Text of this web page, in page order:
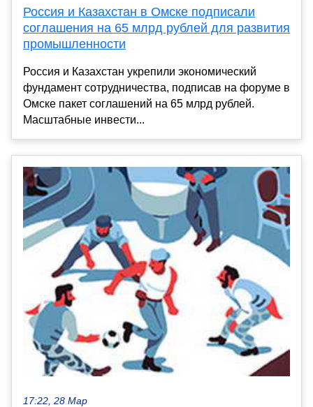
Россия и Казахстан в Омске подписали
соглашения на 65 млрд рублей для развития
промышленности
Россия и Казахстан укрепили экономический
фундамент сотрудничества, подписав на форуме в
Омске пакет соглашений на 65 млрд рублей.
Масштабные инвести...
17:22, 28 Мар